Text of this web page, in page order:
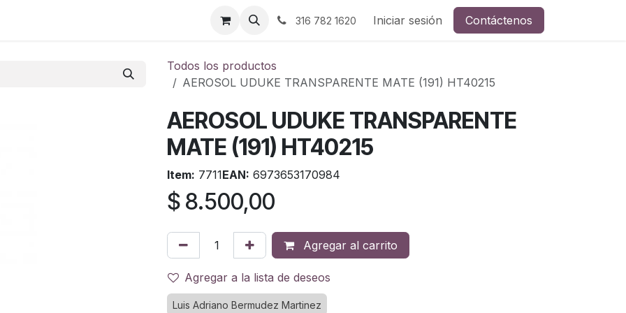
316 782 1620 Iniciar sesión Contáctenos
Todos los productos
AEROSOL UDUKE TRANSPARENTE MATE (191) HT40215
AEROSOL UDUKE TRANSPARENTE
MATE (191) HT40215
Item: 7711EAN: 6973653170984
$ 8.500,00
Agregar al carrito
Agregar a la lista de deseos
Luis Adriano Bermudez Martinez